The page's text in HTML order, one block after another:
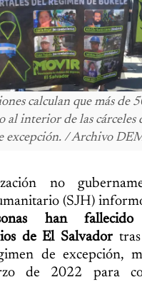
calculan que más de
al interior de las cárceles
excepción. / Archivo
no
(SJH)
han
de El Salvadortras
de excepción,
de 2022 para